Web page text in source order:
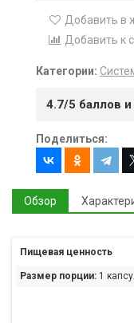
Добавить в
Добавить к
Категории:
4.7/5 баллов
Поделиться:
Обзор
Пищевая ценность
Размер порции: 1